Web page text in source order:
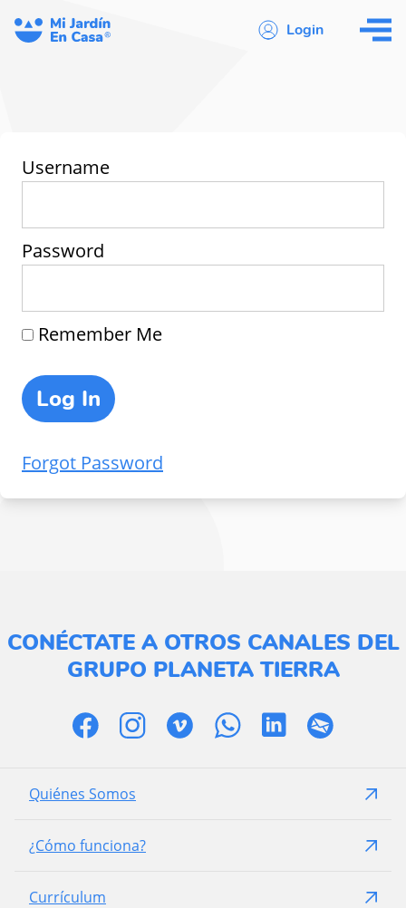
Login
Username
Password
Remember Me
Forgot Password
CONÉCTATE A OTROS CANALES DEL
GRUPO PLANETA TIERRA
Quiénes Somos
¿Cómo funciona?
Currículum